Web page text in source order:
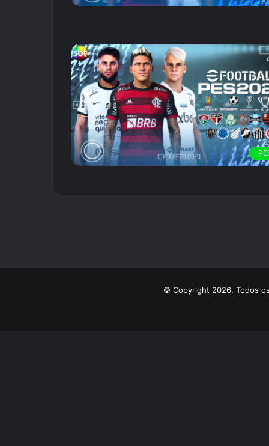
© Copyright 2026, Todos